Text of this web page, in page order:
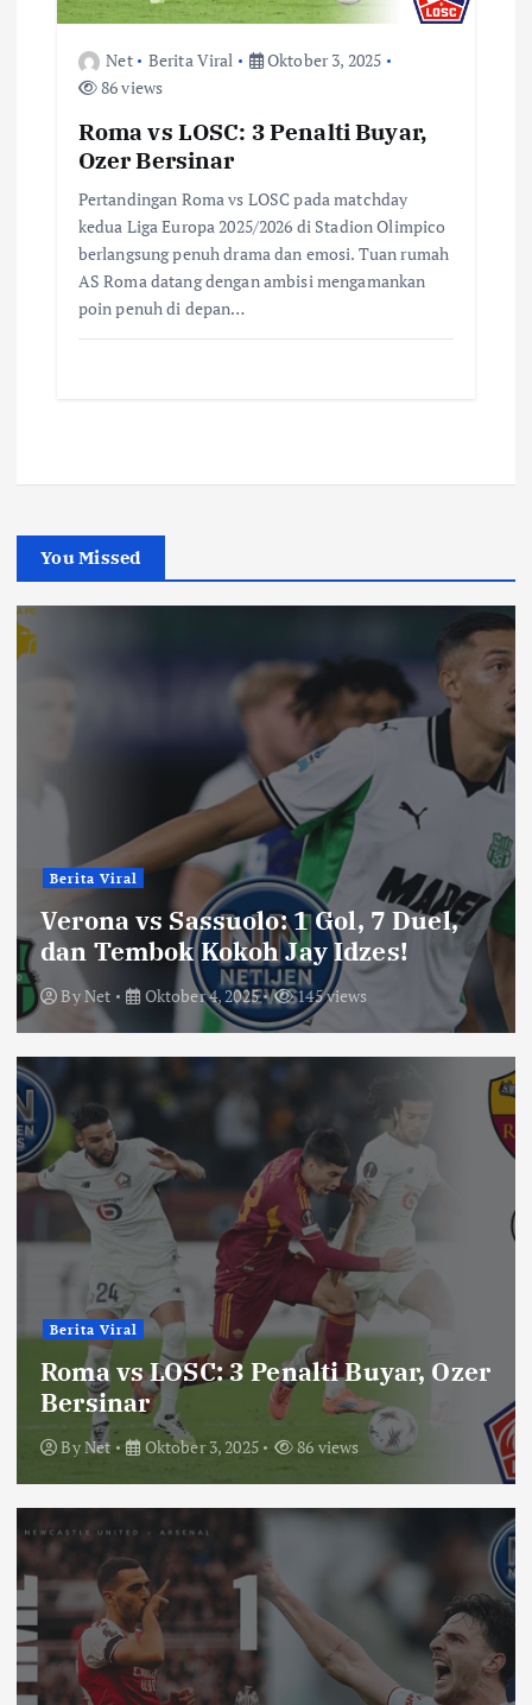
Net Berita Viral
Oktober 3, 2025
86 views
Roma vs LOSC: 3 Penalti Buyar,
Ozer Bersinar
Pertandingan Roma vs LOSC pada matchday
kedua Liga Europa 2025/2026 di Stadion Olimpico
berlangsung penuh drama dan emosi. Tuan rumah
AS Roma datang dengan ambisi mengamankan
poin penuh di depan…
You Missed
Berita Viral
Verona vs Sassuolo: 1 Gol, 7 Duel,
dan Tembok Kokoh Jay Idzes!
ByNet Oktober 4, 2025 145 views
Berita Viral
Roma vs LOSC: 3 Penalti Buyar, Ozer
Bersinar
ByNet Oktober 3, 2025 86 views